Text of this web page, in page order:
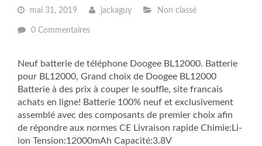
mai 31, 2019 jackaguy Non classé
0 Commentaires
Neuf batterie de téléphone Doogee BL12000. Batterie
pour BL12000, Grand choix de Doogee BL12000
Batterie à des prix à couper le souffle, site francais
achats en ligne! Batterie 100% neuf et exclusivement
assemblé avec des composants de premier choix afin
de répondre aux normes CE Livraison rapide Chimie:Li-
ion Tension:12000mAh Capacité:3.8V